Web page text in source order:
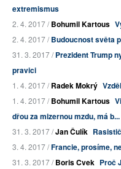
extremismus
2. 4. 2017 /Bohumil Kartous
2. 4. 2017 /Budoucnost světa
31. 3. 2017 /Prezident Trump
pravici
1. 4. 2017 /Radek Mokrý
1. 4. 2017 /Bohumil Kartous
dřou za mizernou mzdu, má b...
31. 3. 2017 /Jan Čulík
3. 4. 2017 /Francie, prosíme,
31. 3. 2017 /Boris Cvek Proč